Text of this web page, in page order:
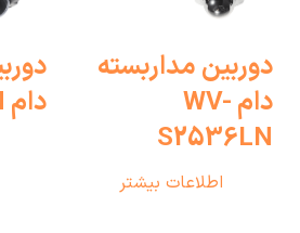
دوربین مداربسته
دام WV-
S2536LN
اطلاعات بیشتر
دام WV-S2531LN